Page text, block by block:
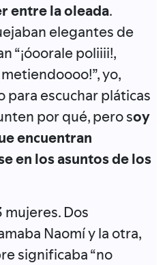
entre la oleada.
elegantes de
“¡óoorale poliiii!,
metiendoooo!”, yo,
para escuchar pláticas
por qué, pero soy
encuentran
en los asuntos de los
Dos
Naomí y la otra,
significaba “no